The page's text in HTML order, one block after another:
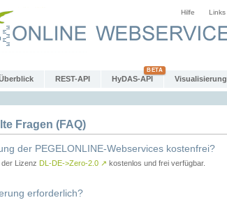
Hilfe Links
REST-API HyDAS-API Visualisierung
Fragen (FAQ)
der PEGELONLINE-Webservices kostenfrei?
Lizenz DL-DE->Zero-2.0 ↗ kostenlos und frei verfügbar.
erforderlich?